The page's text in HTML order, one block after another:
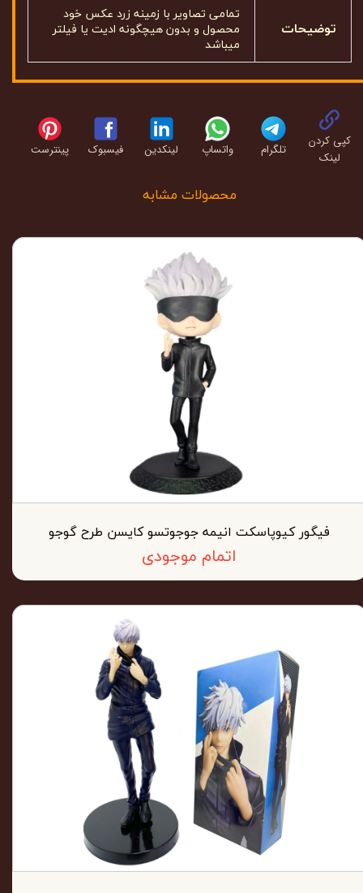
توضیحات
تمامی تصاویر با زمینه زرد عکس خود
محصول و بدون هیچگونه ادیت یا فیلتر
میباشد
محصولات مشابه
فیگور کیوپاسکت انیمه جوجوتسو کایسن طرح گوجو
اتمام موجودی
کپی کردن
لینک
تلگرام واتساپ لینکدین فیسبوک پینترست